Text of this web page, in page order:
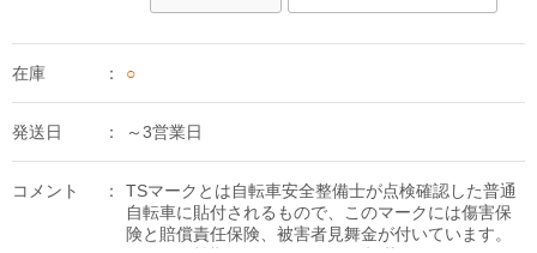
在庫 ○
発送日 ～3営業日
コメント
TSマークとは自転車安全整備士が点検確認した普通
自転車に貼付されるもので、このマークには傷害保
険と賠償責任保険、被害者見舞金が付いています。